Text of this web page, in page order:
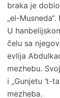
braka je
„el-
U
čelu sa
evlija
mezhebu.
i „Gunjetu ‘t-
mezheba.